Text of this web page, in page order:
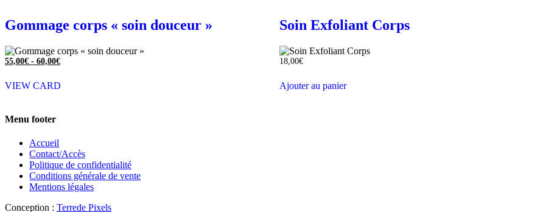
Gommage corps « soin douceur »
55,00€ - 60,00€
VIEW CARD
Soin Exfoliant Corps
18,00€
Ajouter au panier
Menu footer
Accueil
Contact/Accès
Politique de confidentialité
Conditions générale de vente
Mentions légales
Conception : Terrede Pixels